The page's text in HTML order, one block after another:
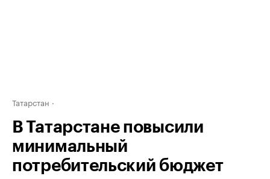
Татарстан
В Татарстане повысили
минимальный
потребительский бюджет